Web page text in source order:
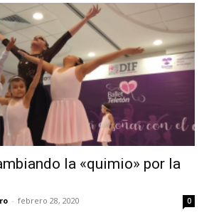
la «quimio» por la
- febrero 28, 2020 0